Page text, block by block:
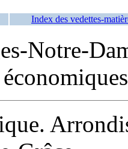
Index des vedettes-
Notre-